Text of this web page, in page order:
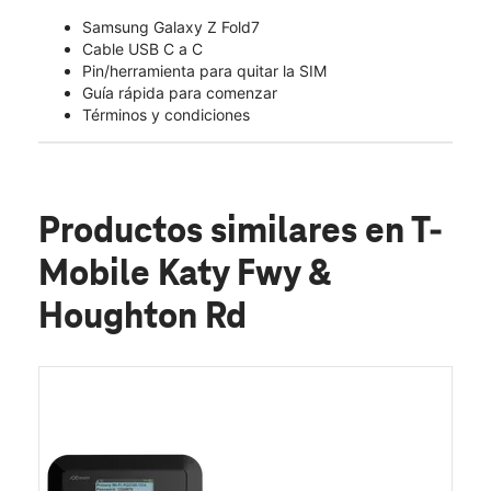
Samsung Galaxy Z Fold7
Cable USB C a C
Pin/herramienta para quitar la SIM
Guía rápida para comenzar
Términos y condiciones
Productos similares en T-
Mobile Katy Fwy &
Houghton Rd